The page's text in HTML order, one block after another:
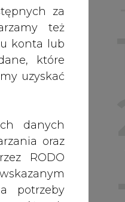
za
też
konta lub
które
uzyskać
danych
oraz
RODO
potrzeby